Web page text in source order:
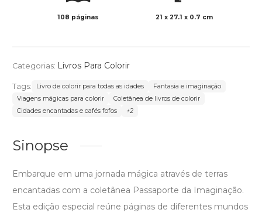
108 páginas 21 x 27.1 x 0.7 cm
Categorias: Livros Para Colorir
Tags: Livro de colorir para todas as idades
Fantasia e imaginação
Viagens mágicas para colorir
Coletânea de livros de colorir
Cidades encantadas e cafés fofos
+2
Sinopse
Embarque em uma jornada mágica através de terras
encantadas com a coletânea Passaporte da Imaginação.
Esta edição especial reúne páginas de diferentes mundos